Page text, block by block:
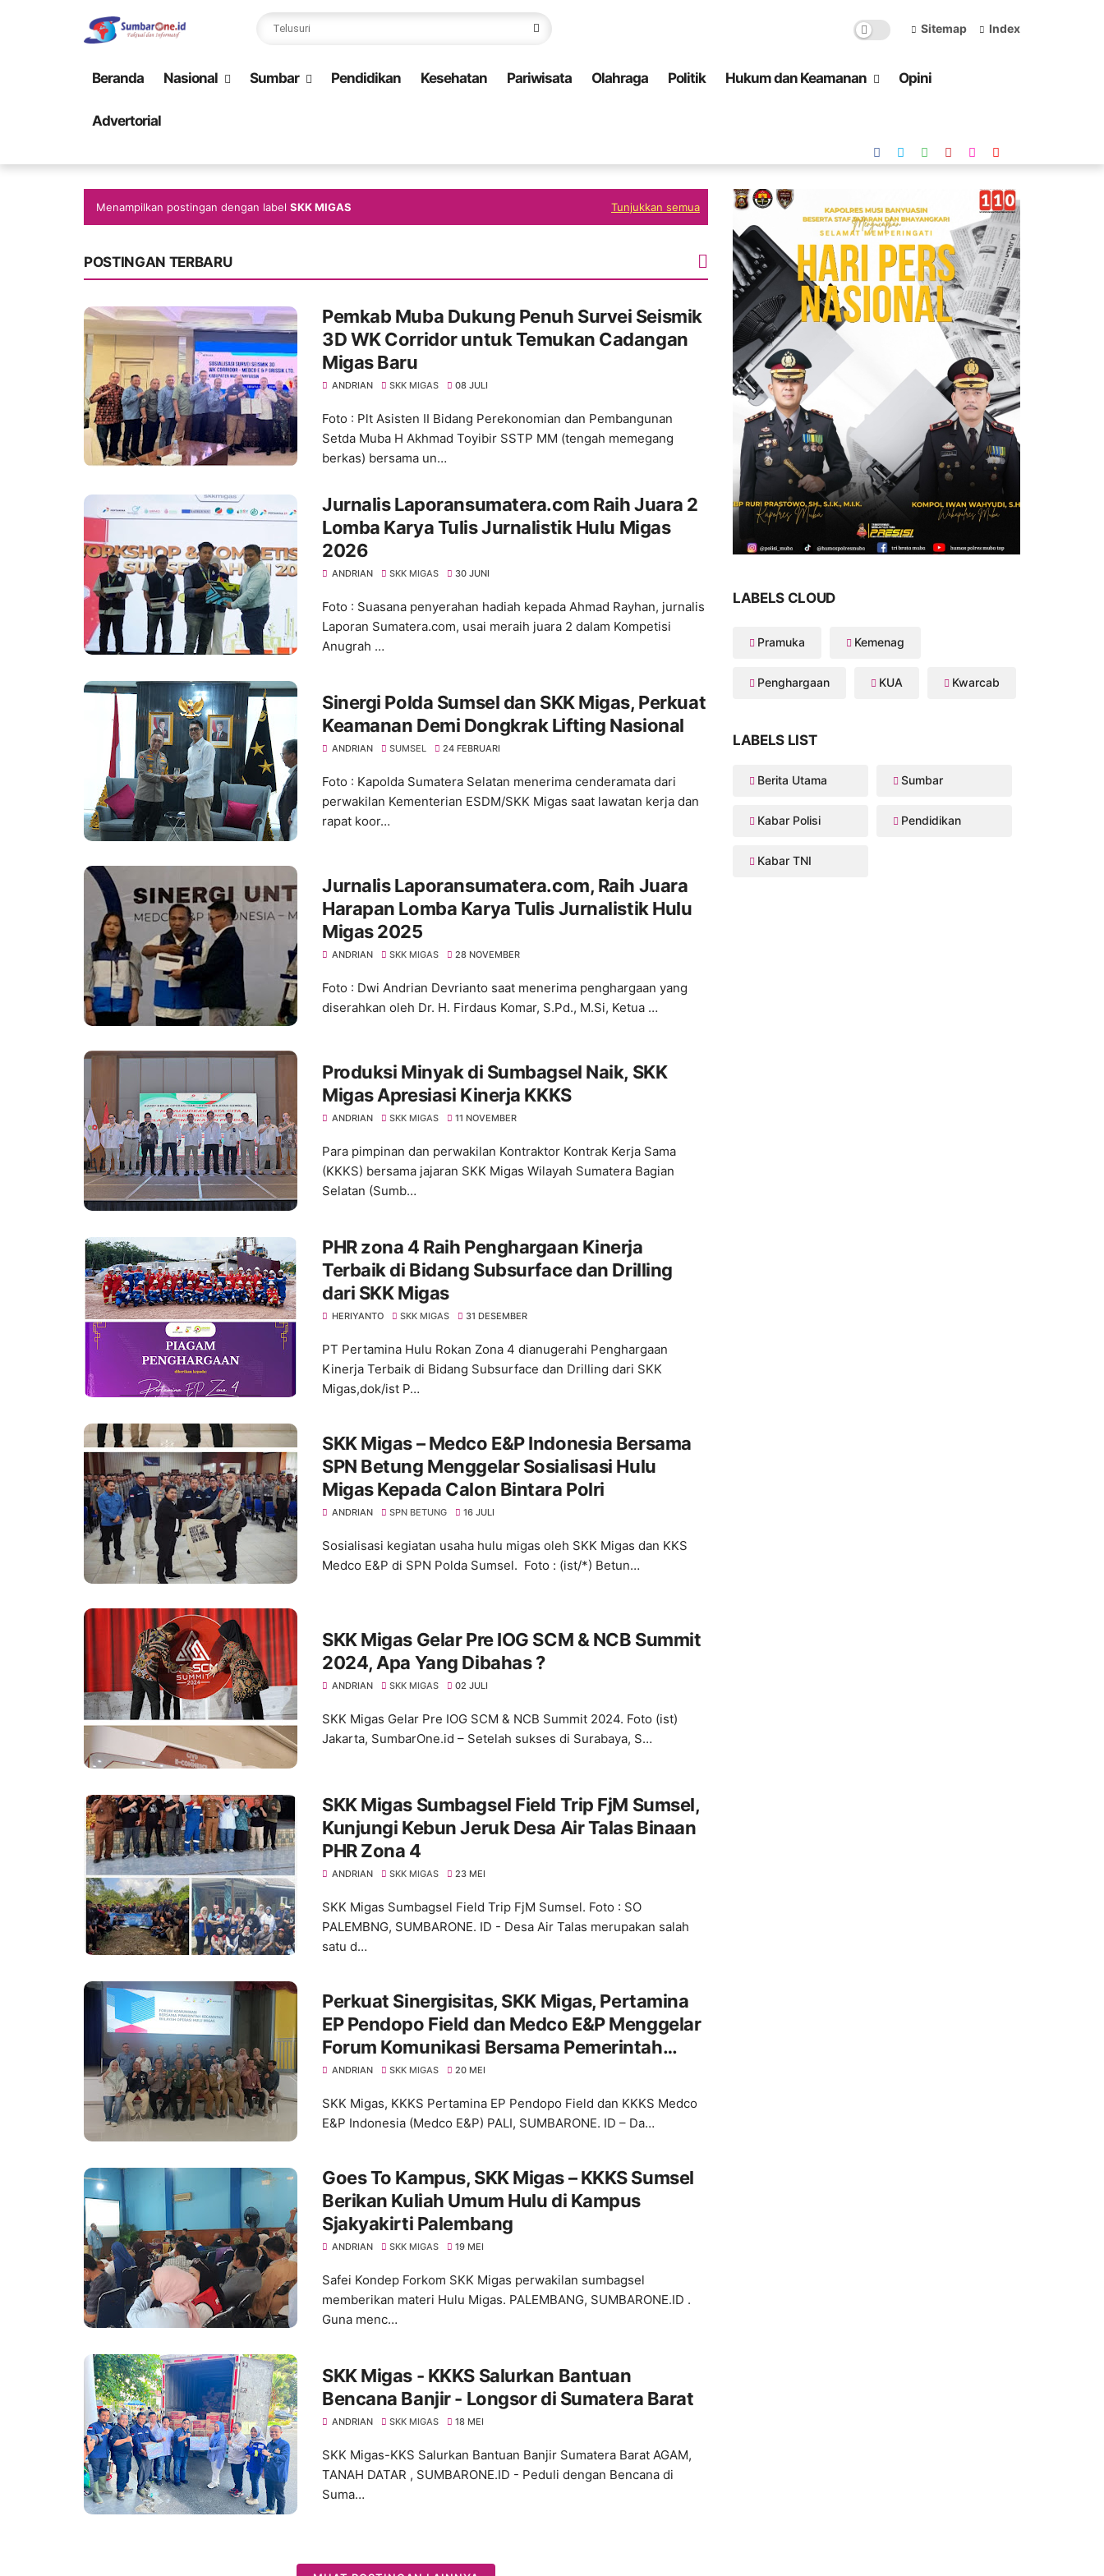
Sitemap Index
Beranda Nasional Sumbar Pendidikan Kesehatan Pariwisata Olahraga Politik Hukum dan Keamanan Opini
Advertorial
Menampilkan postingan dengan label SKK MIGAS Tunjukkan semua
POSTINGAN TERBARU
Pemkab Muba Dukung Penuh Survei Seismik
3D WK Corridor untuk Temukan Cadangan
Migas Baru
ANDRIAN SKK MIGAS 08 JULI
Foto : Plt Asisten II Bidang Perekonomian dan Pembangunan
Setda Muba H Akhmad Toyibir SSTP MM (tengah memegang
berkas) bersama un…
Jurnalis Laporansumatera.com Raih Juara 2
Lomba Karya Tulis Jurnalistik Hulu Migas
2026
ANDRIAN SKK MIGAS 30 JUNI
Foto : Suasana penyerahan hadiah kepada Ahmad Rayhan, jurnalis
Laporan Sumatera.com, usai meraih juara 2 dalam Kompetisi
Anugrah …
Sinergi Polda Sumsel dan SKK Migas, Perkuat
Keamanan Demi Dongkrak Lifting Nasional
ANDRIAN SUMSEL 24 FEBRUARI
Foto : Kapolda Sumatera Selatan menerima cenderamata dari
perwakilan Kementerian ESDM/SKK Migas saat lawatan kerja dan
rapat koor…
Jurnalis Laporansumatera.com, Raih Juara
Harapan Lomba Karya Tulis Jurnalistik Hulu
Migas 2025
ANDRIAN SKK MIGAS 28 NOVEMBER
Foto : Dwi Andrian Devrianto saat menerima penghargaan yang
diserahkan oleh Dr. H. Firdaus Komar, S.Pd., M.Si, Ketua …
Produksi Minyak di Sumbagsel Naik, SKK
Migas Apresiasi Kinerja KKKS
ANDRIAN SKK MIGAS 11 NOVEMBER
Para pimpinan dan perwakilan Kontraktor Kontrak Kerja Sama
(KKKS) bersama jajaran SKK Migas Wilayah Sumatera Bagian
Selatan (Sumb…
PHR zona 4 Raih Penghargaan Kinerja
Terbaik di Bidang Subsurface dan Drilling
dari SKK Migas
HERIYANTO SKK MIGAS 31 DESEMBER
PT Pertamina Hulu Rokan Zona 4 dianugerahi Penghargaan
Kinerja Terbaik di Bidang Subsurface dan Drilling dari SKK
Migas,dok/ist P…
SKK Migas – Medco E&P Indonesia Bersama
SPN Betung Menggelar Sosialisasi Hulu
Migas Kepada Calon Bintara Polri
ANDRIAN SPN BETUNG 16 JULI
Sosialisasi kegiatan usaha hulu migas oleh SKK Migas dan KKS
Medco E&P di SPN Polda Sumsel. Foto : (ist/*) Betun…
SKK Migas Gelar Pre IOG SCM & NCB Summit
2024, Apa Yang Dibahas ?
ANDRIAN SKK MIGAS 02 JULI
SKK Migas Gelar Pre IOG SCM & NCB Summit 2024. Foto (ist)
Jakarta, SumbarOne.id – Setelah sukses di Surabaya, S…
SKK Migas Sumbagsel Field Trip FjM Sumsel,
Kunjungi Kebun Jeruk Desa Air Talas Binaan
PHR Zona 4
ANDRIAN SKK MIGAS 23 MEI
SKK Migas Sumbagsel Field Trip FjM Sumsel. Foto : SO
PALEMBNG, SUMBARONE. ID - Desa Air Talas merupakan salah
satu d…
Perkuat Sinergisitas, SKK Migas, Pertamina
EP Pendopo Field dan Medco E&P Menggelar
Forum Komunikasi Bersama Pemerintah
Kecamatan di Wilayah Operasi hulu Migas.
ANDRIAN SKK MIGAS 20 MEI
SKK Migas, KKKS Pertamina EP Pendopo Field dan KKKS Medco
E&P Indonesia (Medco E&P) PALI, SUMBARONE. ID – Da…
Goes To Kampus, SKK Migas – KKKS Sumsel
Berikan Kuliah Umum Hulu di Kampus
Sjakyakirti Palembang
ANDRIAN SKK MIGAS 19 MEI
Safei Kondep Forkom SKK Migas perwakilan sumbagsel
memberikan materi Hulu Migas. PALEMBANG, SUMBARONE.ID .
Guna menc…
SKK Migas - KKKS Salurkan Bantuan
Bencana Banjir - Longsor di Sumatera Barat
ANDRIAN SKK MIGAS 18 MEI
SKK Migas-KKS Salurkan Bantuan Banjir Sumatera Barat AGAM,
TANAH DATAR , SUMBARONE.ID - Peduli dengan Bencana di
Suma…
LABELS CLOUD
Pramuka Kemenag
Penghargaan KUA Kwarcab
LABELS LIST
Berita Utama Sumbar
Kabar Polisi Pendidikan
Kabar TNI